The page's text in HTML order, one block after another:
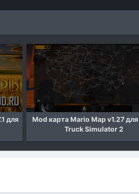
Mod карта Mario Map v1.27 для Euro
Truck Simulator 2